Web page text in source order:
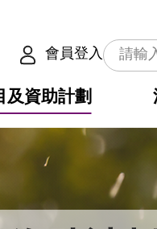
會員登入
及資助計劃